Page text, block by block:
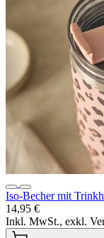
Iso-Becher mit
14,95 €
Inkl. MwSt., exkl.